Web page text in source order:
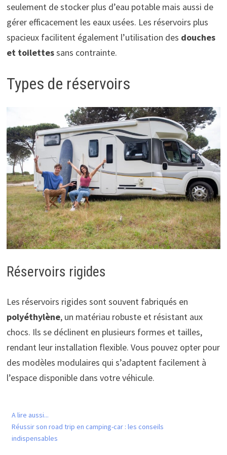
seulement de stocker plus d’eau potable mais aussi de
gérer efficacement les eaux usées. Les réservoirs plus
spacieux facilitent également l’utilisation des douches
et toilettessans contrainte.
Types de réservoirs
Réservoirs rigides
Les réservoirs rigides sont souvent fabriqués en
polyéthylène, un matériau robuste et résistant aux
chocs. Ils se déclinent en plusieurs formes et tailles,
rendant leur installation flexible. Vous pouvez opter pour
des modèles modulaires qui s’adaptent facilement à
l’espace disponible dans votre véhicule.
A lire aussi...
Réussir son road trip en camping-car : les conseils
indispensables